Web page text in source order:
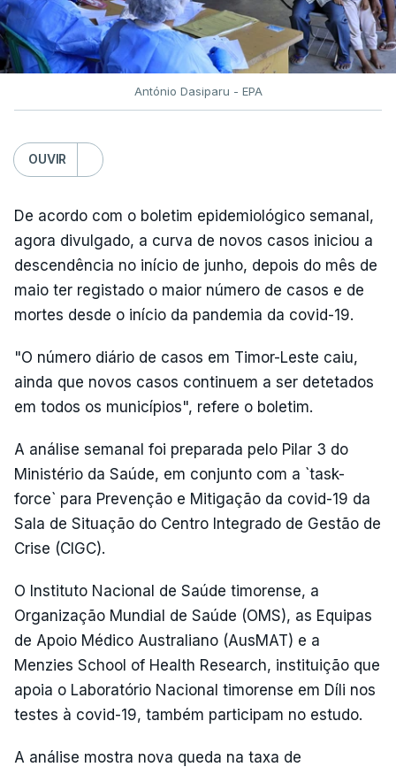
António Dasiparu - EPA
OUVIR
De acordo com o boletim epidemiológico semanal,
agora divulgado, a curva de novos casos iniciou a
descendência no início de junho, depois do mês de
maio ter registado o maior número de casos e de
mortes desde o início da pandemia da covid-19.
"O número diário de casos em Timor-Leste caiu,
ainda que novos casos continuem a ser detetados
em todos os municípios", refere o boletim.
A análise semanal foi preparada pelo Pilar 3 do
Ministério da Saúde, em conjunto com a `task-
force` para Prevenção e Mitigação da covid-19 da
Sala de Situação do Centro Integrado de Gestão de
Crise (CIGC).
O Instituto Nacional de Saúde timorense, a
Organização Mundial de Saúde (OMS), as Equipas
de Apoio Médico Australiano (AusMAT) e a
Menzies School of Health Research, instituição que
apoia o Laboratório Nacional timorense em Díli nos
testes à covid-19, também participam no estudo.
A análise mostra nova queda na taxa de